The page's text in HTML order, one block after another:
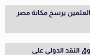
يرسخ مكانة مصر
النقد الدولي على